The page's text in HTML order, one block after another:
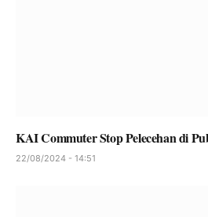
KAI Commuter Stop Pelecehan di
22/08/2024 - 14:51